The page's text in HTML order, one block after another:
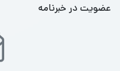
عضویت در خبرنامه